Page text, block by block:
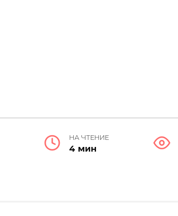
НА ЧТЕНИЕ
4 мин